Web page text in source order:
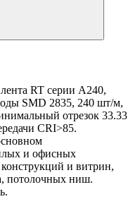
RT серии A240,
SMD 2835, 240 шт/м,
отрезок 33.33
CRI>85.
и офисных
и витрин,
потолочных ниш.